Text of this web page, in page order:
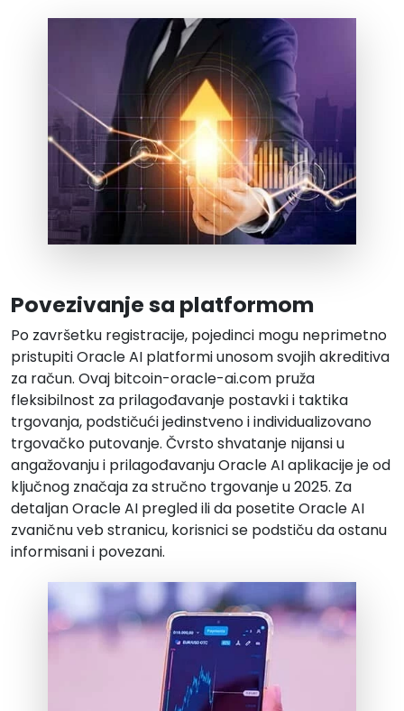
Povezivanje sa platformom
Po završetku registracije, pojedinci mogu neprimetno
pristupiti Oracle AI platformi unosom svojih akreditiva
za račun. Ovaj bitcoin-oracle-ai.com pruža
fleksibilnost za prilagođavanje postavki i taktika
trgovanja, podstičući jedinstveno i individualizovano
trgovačko putovanje. Čvrsto shvatanje nijansi u
angažovanju i prilagođavanju Oracle AI aplikacije je od
ključnog značaja za stručno trgovanje u 2025. Za
detaljan Oracle AI pregled ili da posetite Oracle AI
zvaničnu veb stranicu, korisnici se podstiču da ostanu
informisani i povezani.